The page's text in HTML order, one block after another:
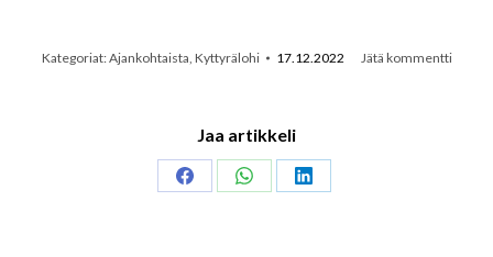
Kategoriat:Ajankohtaista Kyttyrälohi 17.12.2022 Jätä kommentti
Jaa artikkeli
Share
Share
Share